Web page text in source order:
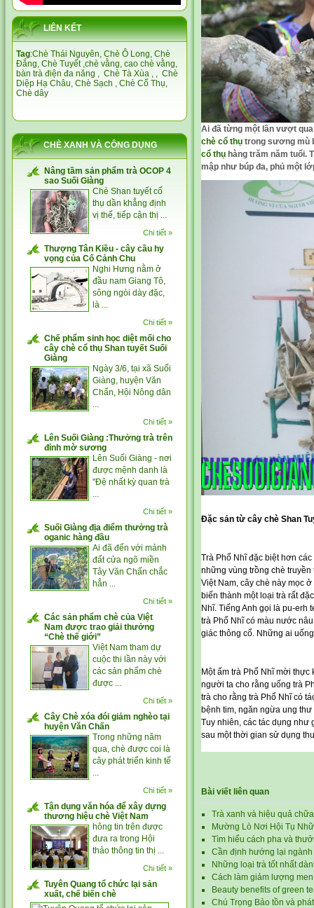
LIÊN KẾT
Tag:Chè Thái Nguyên, Chè Ô Long, Chè
Đắng, Chè Tuyết,chè vằng, cao chè vằng,
bàn trà điện đa năng , Chè Tà Xùa , , Chè
Diệp Hạ Châu, Chè Sạch , Chè Cổ Thụ,
Chè dây
CHÈ XANH VÀ CÔNG DỤNG
Nâng tầm sản phẩm trà OCOP 4
sao Suối Giàng
Chè Shan tuyết cổ
thụ dần khẳng định
vị thế, tiếp cận thị ...
Chi tiết »
Thượng Tân Kiều - cây cầu hy
vọng của Cố Cảnh Chu
Nghi Hưng nằm ở
đầu nam Giang Tô,
sông ngòi dày đặc,
là ...
Chi tiết »
Chế phẩm sinh học diệt mối cho
cây chè cổ thụ Shan tuyết Suối
Giàng
Ngày 3/6, tại xã Suối
Giàng, huyện Văn
Chấn, Hội Nông dân
...
Chi tiết »
Lên Suối Giàng :Thưởng trà trên
đỉnh mờ sương
Lên Suối Giàng - nơi
được mệnh danh là
"Đệ nhất kỳ quan trà
...
Chi tiết »
Suối Giàng địa điểm thưởng trà
oganic hàng đầu
Ai đã đến với mảnh
đất cửa ngõ miền
Tây Văn Chấn chắc
hẳn ...
Chi tiết »
Các sản phẩm chè của Việt
Nam được trao giải thưởng
“Chè thế giới”
Việt Nam tham dự
cuộc thi lần này với
các sản phẩm chè
được ...
Chi tiết »
Cây Chè xóa đói giảm nghèo tại
huyện Văn Chấn
Trong những năm
qua, chè được coi là
cây phát triển kinh tế
...
Chi tiết »
Tận dụng văn hóa để xây dựng
thương hiệu chè Việt Nam
hông tin trên được
đưa ra trong Hội
thảo thông tin thị ...
Chi tiết »
Tuyên Quang tổ chức lại sản
xuất, chế biến chè
Ai đã từng một lần vượt
chè cổ thụ trong sương mù
cổ thụ hàng trăm năm tuổi.
mập như búp đa, phủ một
Đặc sản từ cây chè Shan
Trà Phổ Nhĩ đặc biệt hơn
những vùng trồng chè
Việt Nam, cây chè này mọc
biến thành một loại trà rất
Nhĩ. Tiếng Anh gọi là pu-
trà Phổ Nhĩ có màu nước
giác thông cổ. Những ai
Một ấm trà Phổ Nhĩ mời
người ta cho rằng uống trà
trà cho rằng trà Phổ Nhĩ có
bệnh tim, ngăn ngừa ung
Tuy nhiên, các tác dụng
sau một thời gian sử dụng
Bài viết liên quan
Trà xanh và hiệu quả
Mường Lò Nơi Hội Tụ
Tìm hiểu cách pha và
Cần định hướng lại ngành
Những loại trà tốt nhất
Cách làm giảm lượng
Beauty benefits of green
Chú Trọng Bảo tồn và